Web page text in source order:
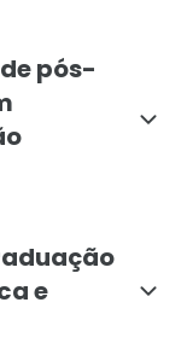
pós-
e